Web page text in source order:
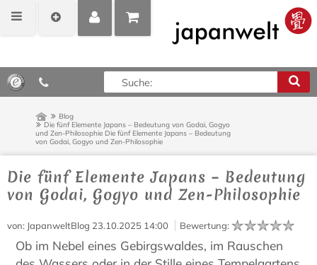
MEIN
POSITIONEN
ANZEIGEN
0,00 €*
Blog
Die fünf Elemente Japans – Bedeutung von Godai, Gogyo
und Zen-Philosophie Die fünf Elemente Japans – Bedeutung
von Godai, Gogyo und Zen-Philosophie
Die fünf Elemente Japans – Bedeutung
von Godai, Gogyo und Zen-Philosophie
von: JapanweltBlog 23.10.2025 14:00 Bewertung:
Ob im Nebel eines Gebirgswaldes, im Rauschen